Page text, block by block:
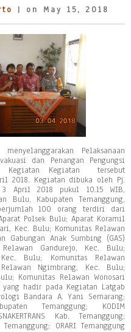
| on May 15, 2018
Pelaksanaan
dan Penangan Pengungsi
Kegiatan Kegiatan tersebut
2018. Kegiatan dibuka oleh Pj.
April 2018 pukul 10.15 WIB,
Bulu, Kabupaten Temanggung,
100 orang terdiri dari
Polsek Bulu; Aparat Koramil
Kec. Bulu; Komunitas Relawan
Gabungan Anak Sumbing (GAS)
Gandurejo, Kec. Bulu;
Bulu; Komunitas Relawan
Ngimbrang, Kec. Bulu;
Komunitas Relawan Wonosari
hadir pada Kegiatan Latgab
Bandara A. Yani Semarang;
Temanggung; KODIM
Kab. Temanggung;
ORARI Temanggung